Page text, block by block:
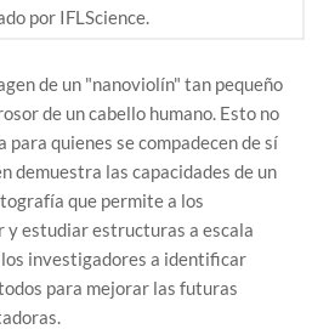
por IFLScience.
de un "nanoviolín" tan pequeño
de un cabello humano. Esto no
para quienes se compadecen de sí
demuestra las capacidades de un
que permite a los
estudiar estructuras a escala
investigadores a identificar
para mejorar las futuras